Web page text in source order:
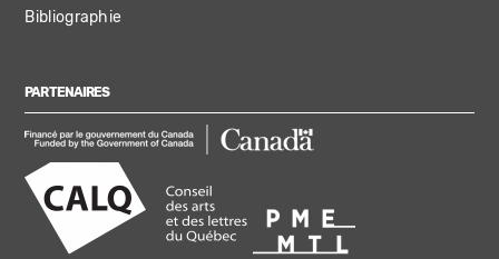
Bibliographie
PARTENAIRES